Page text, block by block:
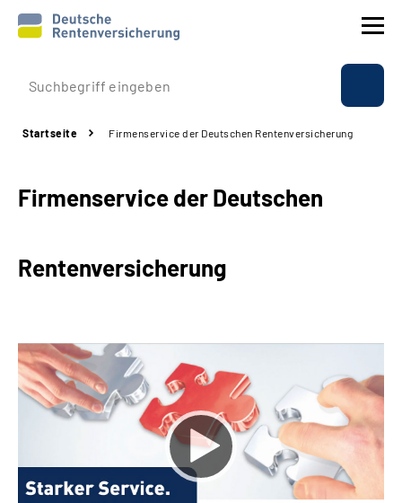
Prävention
Rente
Über uns & Presse
Online-Services
Language
Startseite Firmenservice der Deutschen Rentenversicherung
Firmenservice der Deutschen
Rentenversicherung